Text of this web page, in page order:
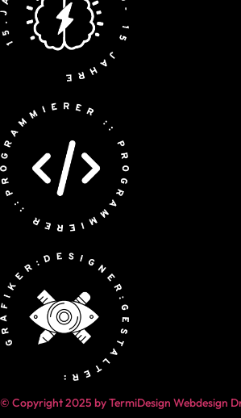
© Copyright 2025 by TermiDesign Webdesign